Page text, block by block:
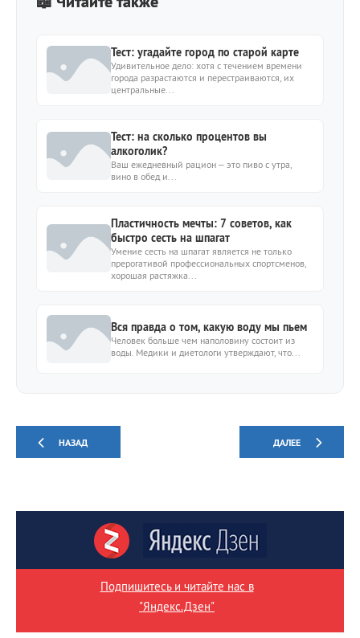
Тест: угадайте город по старой карте
Удивительное дело: хотя с течением времени
города разрастаются и перестраиваются, их
центральные...
Тест: на сколько процентов вы
алкоголик?
Ваш ежедневный рацион – это пиво с утра,
вино в обед и...
Пластичность мечты: 7 советов, как
быстро сесть на шпагат
Умение сесть на шпагат является не только
прерогативой профессиональных спортсменов,
хорошая растяжка...
Вся правда о том, какую воду мы пьем
Человек больше чем наполовину состоит из
воды. Медики и диетологи утверждают, что...
НАЗАД ДАЛЕЕ
Подпишитесь и читайте нас в
"Яндекс.Дзен"